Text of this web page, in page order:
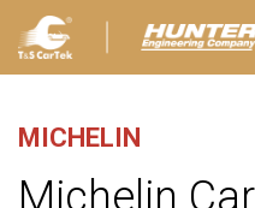
MICHELIN
Michelin